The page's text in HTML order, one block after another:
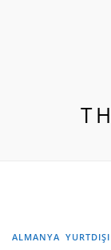
ALMANYA